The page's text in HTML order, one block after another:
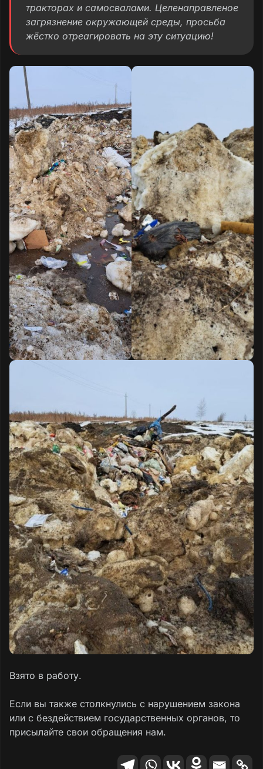
тракторах и самосвалами. Целенаправленое
загрязнение окружающей среды, просьба
жёстко отреагировать на эту ситуацию!
Взято в работу.
Если вы также столкнулись с нарушением закона
или с бездействием государственных органов, то
присылайте свои обращения нам.